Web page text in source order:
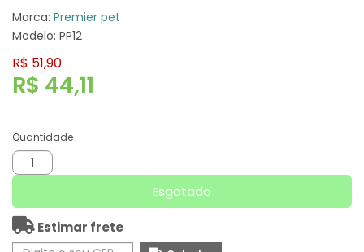
Marca: Premier pet
Modelo: PP12
R$ 51,90
R$ 44,11
Quantidade
Esgotado
Estimar frete